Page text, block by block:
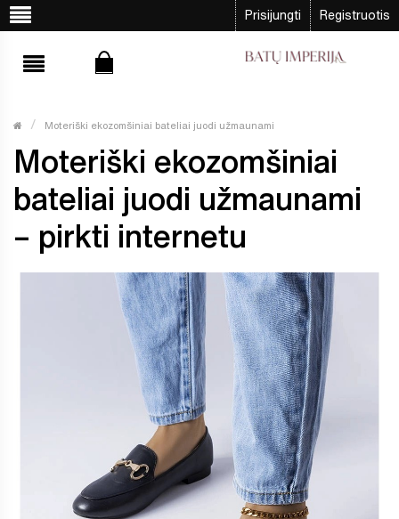
Prisijungti Registruotis
Moteriški ekozomšiniai bateliai juodi užmaunami
Moteriški ekozomšiniai
bateliai juodi užmaunami
– pirkti internetu